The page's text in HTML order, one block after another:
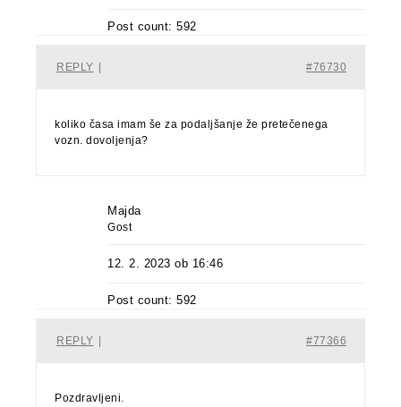
Post count: 592
#76730
REPLY
koliko časa imam še za podaljšanje že pretečenega
vozn. dovoljenja?
Majda
Gost
12. 2. 2023 ob 16:46
Post count: 592
#77366
REPLY
Pozdravljeni.